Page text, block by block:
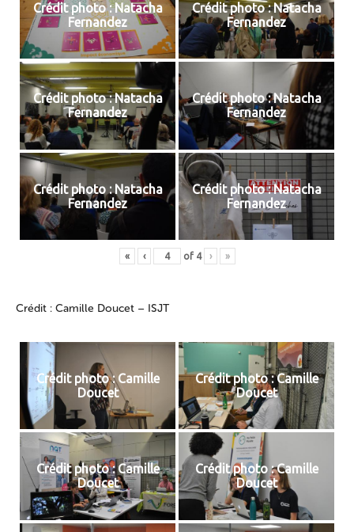
Crédit photo : Natacha
Fernandez
Crédit photo : Natacha
Fernandez
Crédit photo : Natacha
Fernandez
Crédit photo : Natacha
Fernandez
Crédit photo : Natacha
Fernandez
Crédit photo : Natacha
Fernandez
« ‹ of 4 › »
Crédit : Camille Doucet – ISJT
Crédit photo : Camille
Doucet
Crédit photo : Camille
Doucet
Crédit photo : Camille
Doucet
Crédit photo : Camille
Doucet